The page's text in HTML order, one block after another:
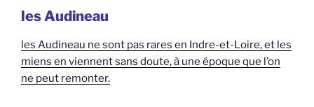
les Audineau
les Audineau ne sont pas rares en Indre-et-Loire, et les
miens en viennent sans doute, à une époque que l’on
ne peut remonter.